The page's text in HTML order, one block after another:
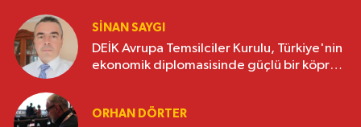
SINAN SAYGI
DEİK Avrupa Temsilciler Kurulu, Türkiye'nin
ekonomik diplomasisinde güçlü bir köprü
ORHAN DÖRTER